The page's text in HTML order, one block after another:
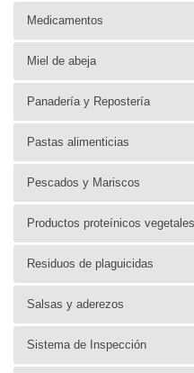
Medicamentos
Miel de abeja
Panadería y Repostería
Pastas alimenticias
Pescados y Mariscos
Productos proteínicos vegetales
Residuos de plaguicidas
Salsas y aderezos
Sistema de Inspección